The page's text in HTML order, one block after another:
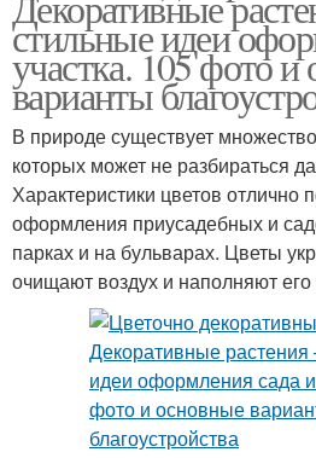
стильные идеи
участка. 105 фото
варианты
В природе существует
которых может не разбираться
Характеристики цветов отлично
оформления приусадебных и
парках и на бульварах. Цветы
очищают воздух и наполняют